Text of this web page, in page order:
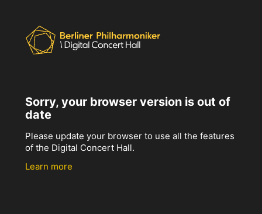
Sorry, your browser version is out of
date
Please update your browser to use all the features
of the Digital Concert Hall.
Learn more